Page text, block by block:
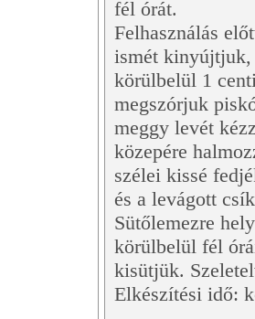
fél órát.
Felhasználás
ismét kinyújtjuk,
körülbelül 1
megszórjuk
meggy levét
közepére
szélei kissé
és a levágott
Sütőlemezre
körülbelül fél
kisütjük.
Elkészítési idő: